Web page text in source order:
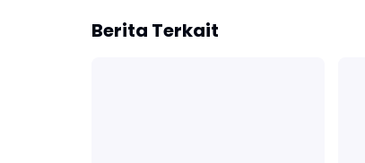
Berita Terkait